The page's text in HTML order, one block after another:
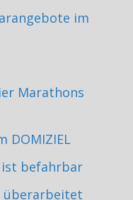
im
Marathons
DOMIZIEL
ist befahrbar
überarbeitet